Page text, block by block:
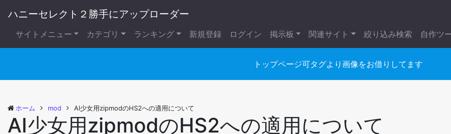
ハニーセレクト２勝手にアップローダー
サイトメニュー カテゴリ ランキング 新規登録 ログイン 掲示板 関連サイト 絞り込み検索 自作ツ
トップページ可タグより画像をお借りしてます
ホーム mod AI少女用zipmodのHS2への適用について
AI少女用zipmodのHS2への適用について